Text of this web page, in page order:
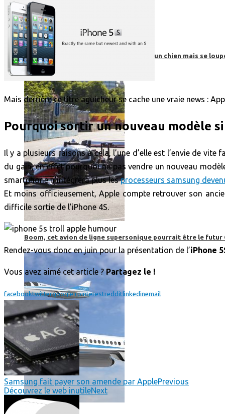
Roborace : une voiture autonome évite un chien mais se
Boom, cet avion de ligne supersonique pourrait être le futur
High-Tech
Mais derrière ce titre aguicheur se cache une vraie news :
Pourquoi sortir un nouveau modèle
Il y a plusieurs raisons à cela, l’une d’elle est l’envie de
du gain, en effet pourquoi ne pas vendre un nouveau
smartphone n’intégrera plus lesprocesseurs samsung
Et moins officieusement, Apple compte retrouver son
difficile sortie de l’iPhone 4S.
Rendez-vous donc en juin pour la présentation de l’iPhone
Vous avez aimé cet article ?Partagez le !
facebooktwittergoogle+pinterestredditlinkedinemail
Samsung fait payer son amende par ApplePrevious
Découvrez le web inutileNext